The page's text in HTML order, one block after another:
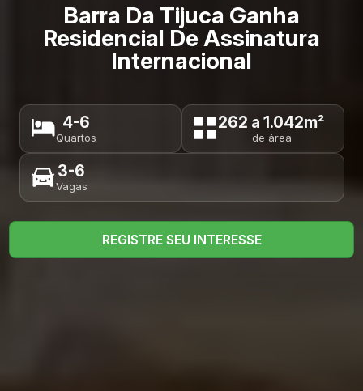
Barra Da Tijuca Ganha
Residencial De Assinatura
Internacional
4-6
Quartos
262 a 1.042m²
de área
3-6
Vagas
REGISTRE SEU INTERESSE